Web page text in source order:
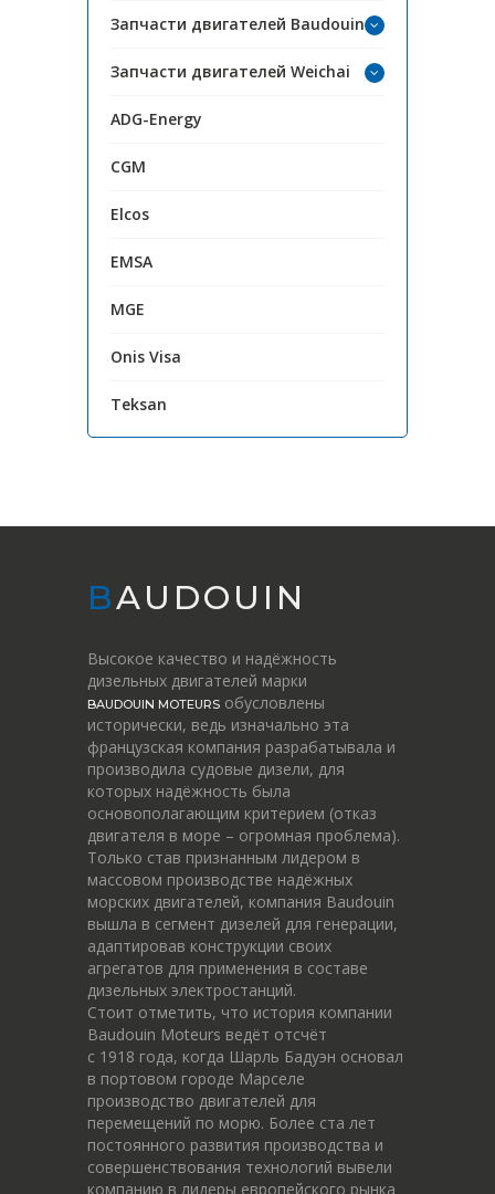
Запчасти двигателей Baudouin
Запчасти двигателей Weichai
ADG-Energy
CGM
Elcos
EMSA
MGE
Onis Visa
Teksan
BAUDOUIN
Высокое качество и надёжность
дизельных двигателей марки
BAUDOUIN MOTEURS обусловлены
исторически, ведь изначально эта
французская компания разрабатывала и
производила судовые дизели, для
которых надёжность была
основополагающим критерием (отказ
двигателя в море – огромная проблема).
Только став признанным лидером в
массовом производстве надёжных
морских двигателей, компания Baudouin
вышла в сегмент дизелей для генерации,
адаптировав конструкции своих
агрегатов для применения в составе
дизельных электростанций.
Стоит отметить, что история компании
Baudouin Moteurs ведёт отсчёт
c 1918 года, когда Шарль Бадуэн основал
в портовом городе Марселе
производство двигателей для
перемещений по морю. Более ста лет
постоянного развития производства и
совершенствования технологий вывели
компанию в лидеры европейского рынка